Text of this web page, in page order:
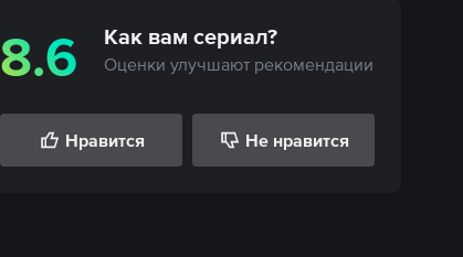
8.6 Как вам сериал?
Оценки улучшают рекомендации
Нравится Не нравится